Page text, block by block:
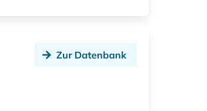
Zur Datenbank